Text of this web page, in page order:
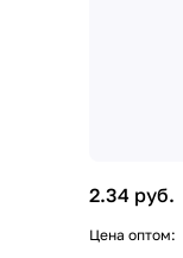
2.34 руб.
Цена оптом: